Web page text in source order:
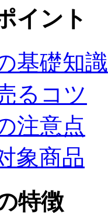
イント
基礎知識
るコツ
注意点
象商品
特徴